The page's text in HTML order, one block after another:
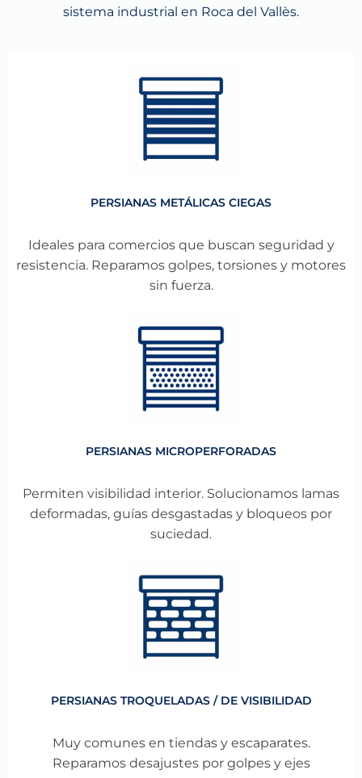
sistema industrial en Roca del Vallès.
PERSIANAS METÁLICAS CIEGAS
Ideales para comercios que buscan seguridad y
resistencia. Reparamos golpes, torsiones y motores
sin fuerza.
PERSIANAS MICROPERFORADAS
Permiten visibilidad interior. Solucionamos lamas
deformadas, guías desgastadas y bloqueos por
suciedad.
PERSIANAS TROQUELADAS / DE VISIBILIDAD
Muy comunes en tiendas y escaparates.
Reparamos desajustes por golpes y ejes